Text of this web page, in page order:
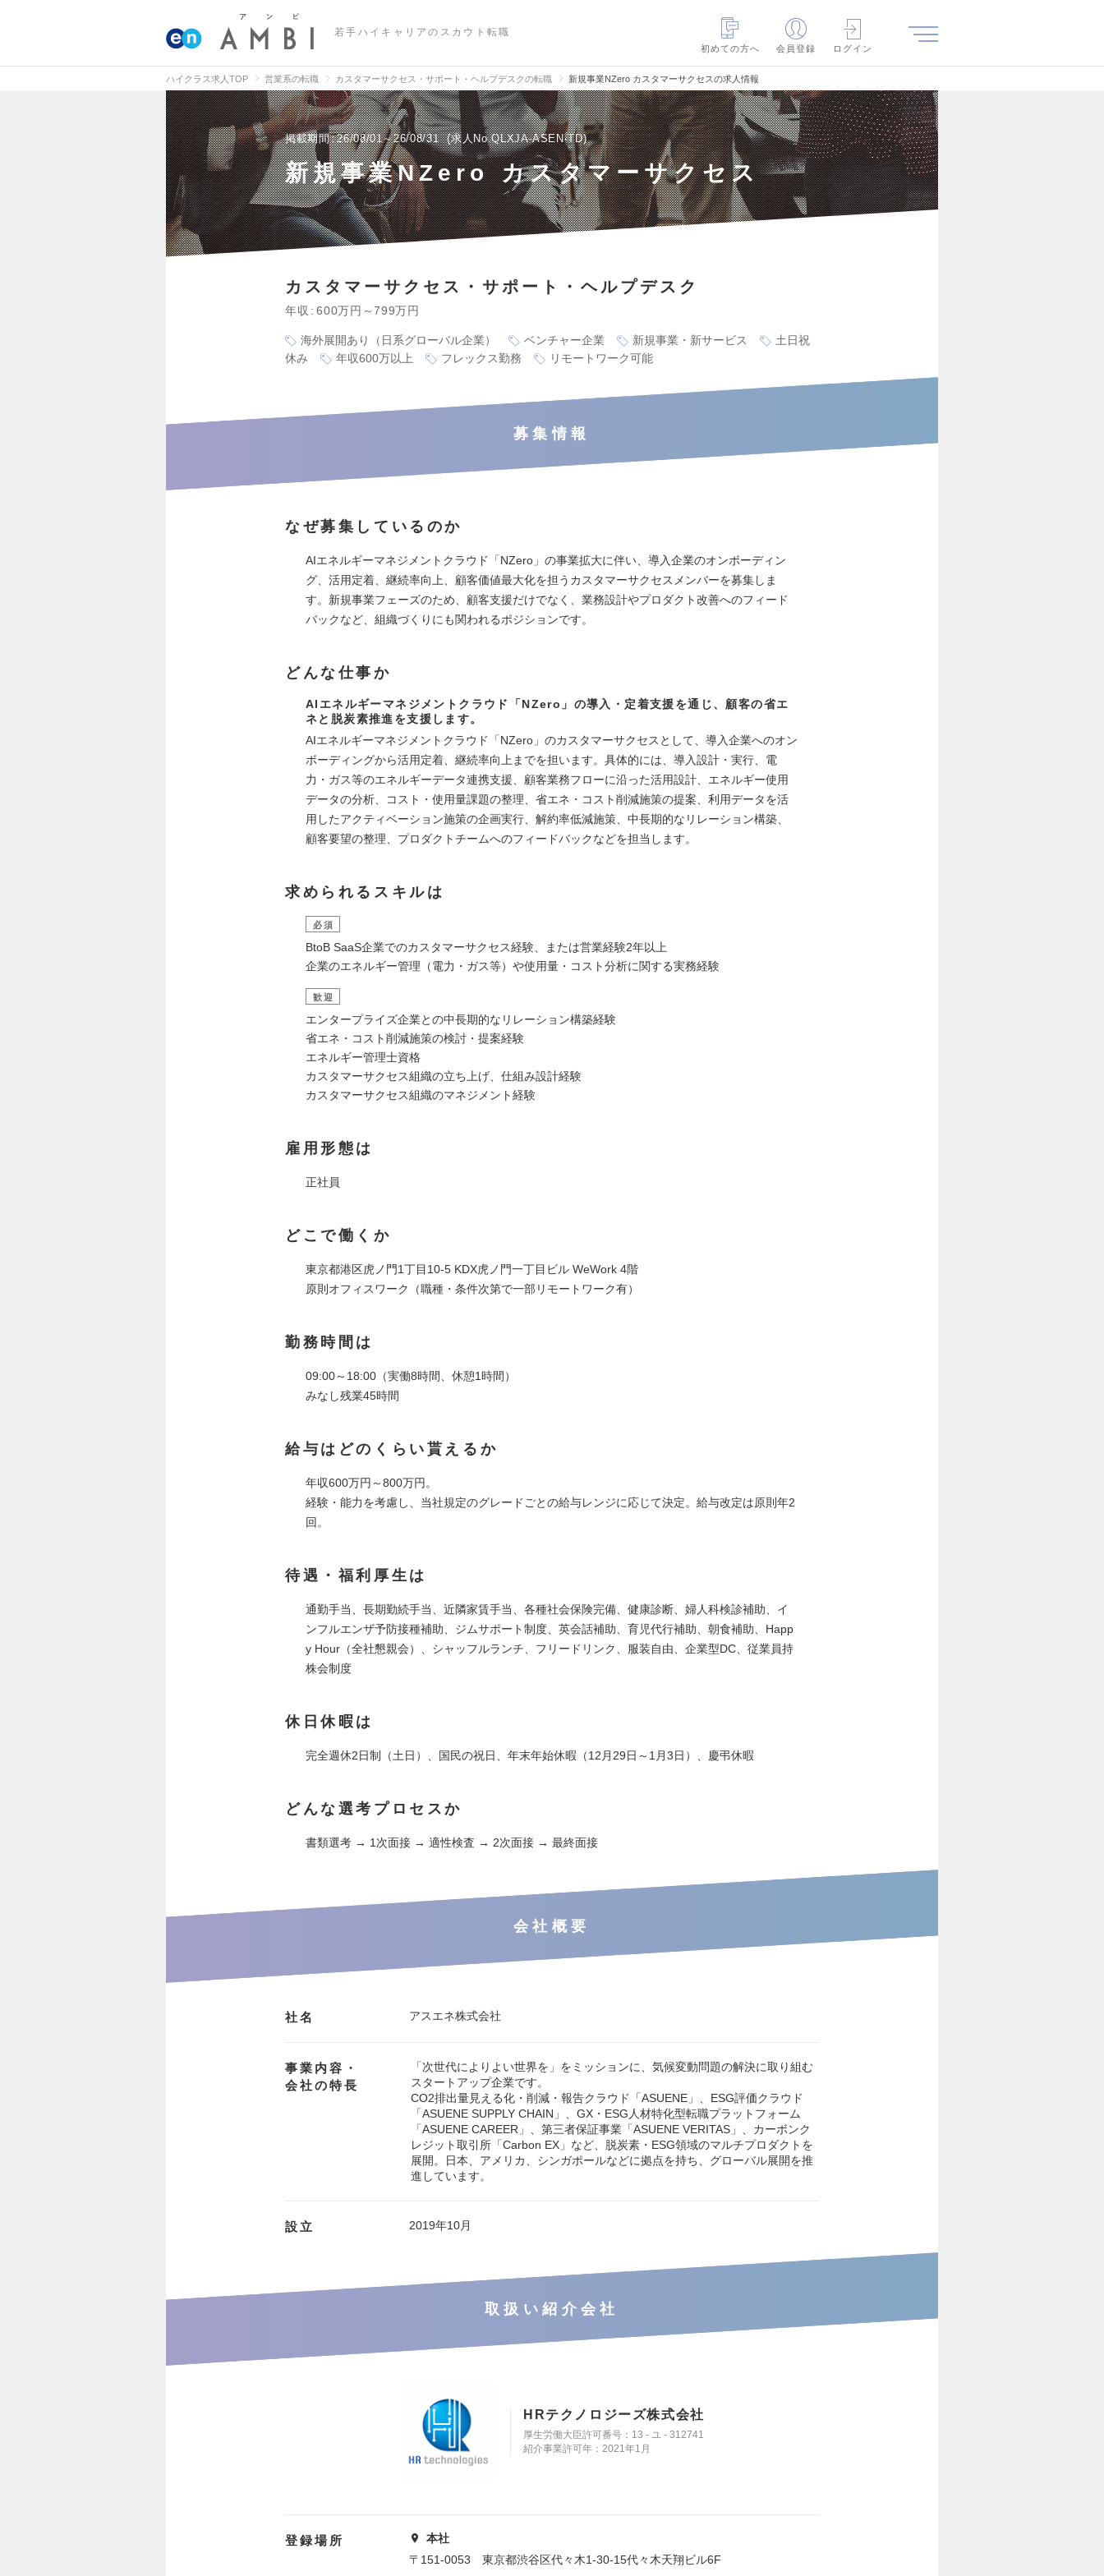
若手ハイキャリアのスカウト転職
初めての方へ
会員登録 ログイン
ハイクラス求人TOP 営業系の転職 カスタマーサクセス・サポート・ヘルプデスクの転職 新規事業NZero カスタマーサクセスの求人情報
掲載期間 26/08/01～26/08/31 求人No.QLXJA-ASEN-TD
新規事業NZero カスタマーサクセス
カスタマーサクセス・サポート・ヘルプデスク
年収 600万円～799万円
海外展開あり（日系グローバル企業） ベンチャー企業 新規事業・新サービス
土日祝
休み
年収600万以上 フレックス勤務 リモートワーク可能
募集情報
なぜ募集しているのか
AIエネルギーマネジメントクラウド「NZero」の事業拡大に伴い、導入企業のオンボーディン
グ、活用定着、継続率向上、顧客価値最大化を担うカスタマーサクセスメンバーを募集しま
す。新規事業フェーズのため、顧客支援だけでなく、業務設計やプロダクト改善へのフィード
バックなど、組織づくりにも関われるポジションです。
どんな仕事か
AIエネルギーマネジメントクラウド「NZero」の導入・定着支援を通じ、顧客の省エ
ネと脱炭素推進を支援します。
AIエネルギーマネジメントクラウド「NZero」のカスタマーサクセスとして、導入企業へのオン
ボーディングから活用定着、継続率向上までを担います。具体的には、導入設計・実行、電
力・ガス等のエネルギーデータ連携支援、顧客業務フローに沿った活用設計、エネルギー使用
データの分析、コスト・使用量課題の整理、省エネ・コスト削減施策の提案、利用データを活
用したアクティベーション施策の企画実行、解約率低減施策、中長期的なリレーション構築、
顧客要望の整理、プロダクトチームへのフィードバックなどを担当します。
求められるスキルは
必須
BtoB SaaS企業でのカスタマーサクセス経験、または営業経験2年以上
企業のエネルギー管理（電力・ガス等）や使用量・コスト分析に関する実務経験
歓迎
エンタープライズ企業との中長期的なリレーション構築経験
省エネ・コスト削減施策の検討・提案経験
エネルギー管理士資格
カスタマーサクセス組織の立ち上げ、仕組み設計経験
カスタマーサクセス組織のマネジメント経験
雇用形態は
正社員
どこで働くか
東京都港区虎ノ門1丁目10-5 KDX虎ノ門一丁目ビル WeWork 4階
原則オフィスワーク（職種・条件次第で一部リモートワーク有）
勤務時間は
09:00～18:00（実働8時間、休憩1時間）
みなし残業45時間
給与はどのくらい貰えるか
年収600万円～800万円。
経験・能力を考慮し、当社規定のグレードごとの給与レンジに応じて決定。給与改定は原則年2
回。
待遇・福利厚生は
通勤手当、長期勤続手当、近隣家賃手当、各種社会保険完備、健康診断、婦人科検診補助、イ
ンフルエンザ予防接種補助、ジムサポート制度、英会話補助、育児代行補助、朝食補助、Happ
y Hour（全社懇親会）、シャッフルランチ、フリードリンク、服装自由、企業型DC、従業員持
株会制度
休日休暇は
完全週休2日制（土日）、国民の祝日、年末年始休暇（12月29日～1月3日）、慶弔休暇
どんな選考プロセスか
書類選考 → 1次面接 → 適性検査 → 2次面接 → 最終面接
会社概要
社名 アスエネ株式会社
事業内容・
会社の特長
「次世代によりよい世界を」をミッションに、気候変動問題の解決に取り組む
スタートアップ企業です。
CO2排出量見える化・削減・報告クラウド「ASUENE」、ESG評価クラウド
「ASUENE SUPPLY CHAIN」、GX・ESG人材特化型転職プラットフォーム
「ASUENE CAREER」、第三者保証事業「ASUENE VERITAS」、カーボンク
レジット取引所「Carbon EX」など、脱炭素・ESG領域のマルチプロダクトを
展開。日本、アメリカ、シンガポールなどに拠点を持ち、グローバル展開を推
進しています。
設立 2019年10月
取扱い紹介会社
HRテクノロジーズ株式会社
厚生労働大臣許可番号：13 - ユ - 312741
紹介事業許可年：2021年1月
登録場所
本社
〒151-0053 東京都渋谷区代々木1-30-15代々木天翔ビル6F